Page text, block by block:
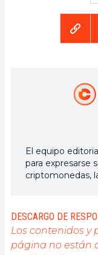
El equipo
para expresarse
criptomonedas,
DESCARGO DE
Los contenidos y
página no están